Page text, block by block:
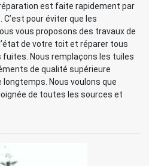
est faite rapidement par
pour éviter que les
vous proposons des travaux de
de votre toit et réparer tous
Nous remplaçons les tuiles
de qualité supérieure
Nous voulons que
de toutes les sources et